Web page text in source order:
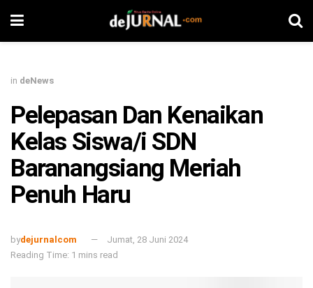
in deNews
Pelepasan Dan Kenaikan
Kelas Siswa/i SDN
Baranangsiang Meriah
Penuh Haru
bydejurnalcom
Jumat, 28 Juni 2024
Reading Time: 1 mins read